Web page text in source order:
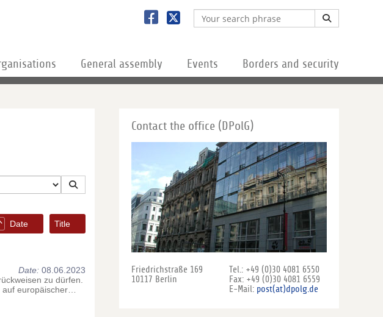
General assembly Events Borders and security
Date Title
Date: 08.06.2023
zu dürfen.
europäischer…
Contact the office (DPolG)
Friedrichstraße 169
10117 Berlin
Tel.: +49 (0)30 4081 6550
Fax: +49 (0)30 4081 6559
E-Mail: post(at)dpolg.de